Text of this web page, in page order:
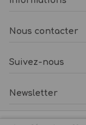
Nous contacter
Suivez-nous
Newsletter